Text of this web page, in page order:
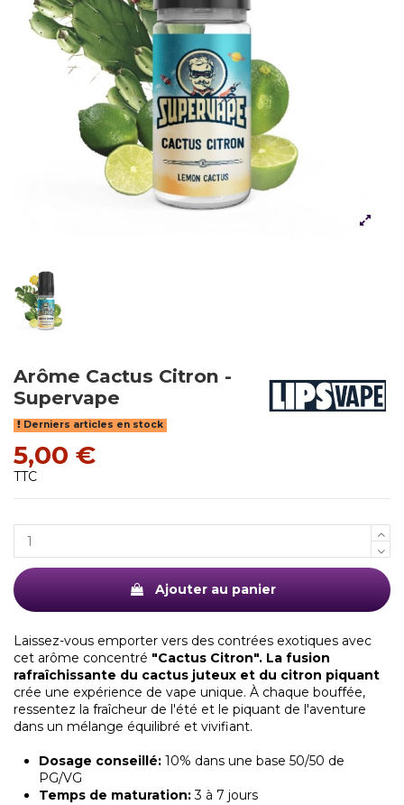
Arôme Cactus Citron -
Supervape
Derniers articles en stock
5,00 €
TTC
Ajouter au panier
Laissez-vous emporter vers des contrées exotiques avec
cet arôme concentré "Cactus Citron". La fusion
rafraîchissante du cactus juteux et du citron piquant
crée une expérience de vape unique. À chaque bouffée,
ressentez la fraîcheur de l'été et le piquant de l'aventure
dans un mélange équilibré et vivifiant.
Dosage conseillé: 10% dans une base 50/50 de
PG/VG
Temps de maturation:3 à 7 jours